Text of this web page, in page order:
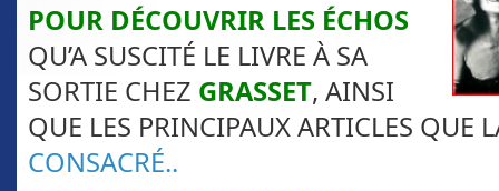
POUR DÉCOUVRIR LES ÉCHOS
QU’A SUSCITÉ LE LIVRE À SA
SORTIE CHEZ GRASSET, AINSI
QUE LES PRINCIPAUX ARTICLES QUE
CONSACRÉ..